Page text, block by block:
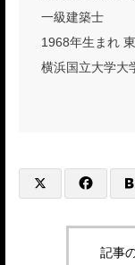
一級建築士
1968年生まれ
横浜国立大学大
記事